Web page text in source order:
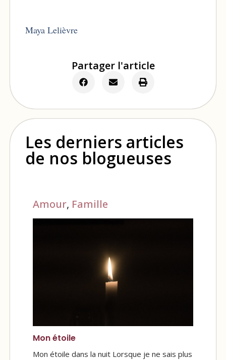
Maya Lelièvre
Partager l'article
Les derniers articles
de nos blogueuses
Amour, Famille
Mon étoile
Mon étoile dans la nuit Lorsque je ne sais plus